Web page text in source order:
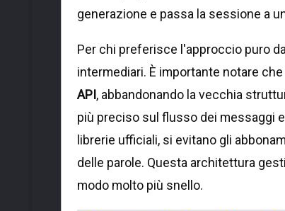
generazione e passa la sessione a
Per chi preferisce l'approccio puro
intermediari. È importante notare
API, abbandonando la vecchia
più preciso sul flusso dei messaggi
librerie ufficiali, si evitano gli
delle parole. Questa architettura
modo molto più snello.